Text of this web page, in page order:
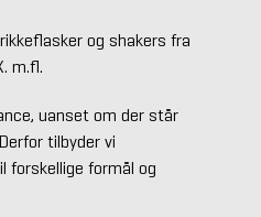
og shakers fra
m.fl.
uanset om der står
tilbyder vi
forskellige formål og